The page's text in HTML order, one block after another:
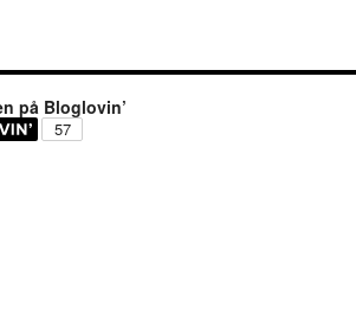
på Bloglovin’